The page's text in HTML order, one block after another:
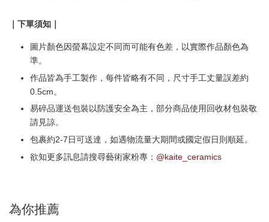
｜下單須知｜
圖片顏色因螢幕設定不同而可能有色差，以實際作品顏色為
準。
作品皆為手工製作，每件皆略有不同，尺寸手工丈量誤差約
0.5cm。
易碎品運送包裝以防護安全為主，部分商品使用回收材包裝敬
請見諒。
包裹約2-7日可送達，如遇物流量大期間或國定假日則順延。
欲知更多訊息請搜尋藝術家粉專： @kaite_ceramics
為你推薦